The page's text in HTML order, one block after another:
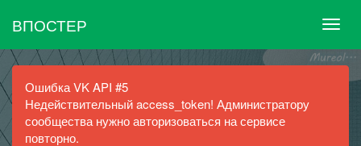
ВПОСТЕР
Ошибка VK API #5
Недействительный access_token! Администратору
сообщества нужно авторизоваться на сервисе
повторно.